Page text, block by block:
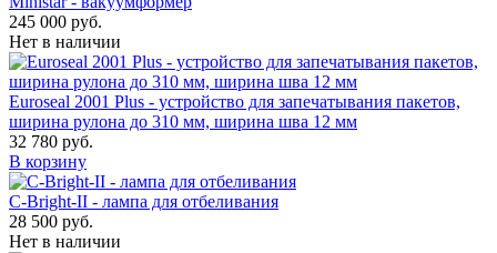
245 000 руб.
Нет в наличии
Euroseal 2001 Plus - устройство для запечатывания пакетов,
ширина рулона до 310 мм, ширина шва 12 мм
32 780 руб.
В корзину
С-Bright-II - лампа для отбеливания
28 500 руб.
Нет в наличии